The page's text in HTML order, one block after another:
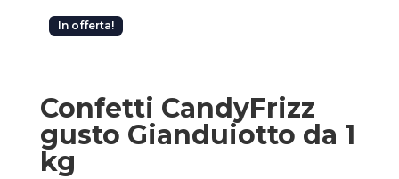
In offerta!
Confetti CandyFrizz
gusto Gianduiotto da 1
kg